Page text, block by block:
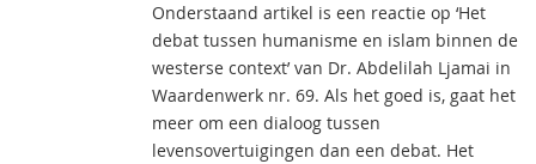
Onderstaand artikel is een reactie op ‘Het
debat tussen humanisme en islam binnen de
westerse context’ van Dr. Abdelilah Ljamai in
Waardenwerk nr. 69. Als het goed is, gaat het
meer om een dialoog tussen
levensovertuigingen dan een debat. Het